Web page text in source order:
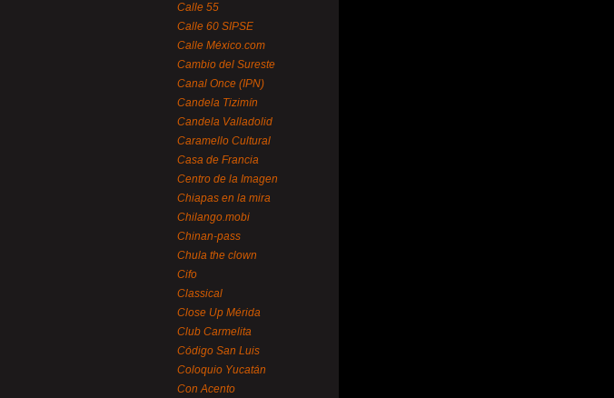
Calle 55
Calle 60 SIPSE
Calle México.com
Cambio del Sureste
Canal Once (IPN)
Candela Tizimín
Candela Valladolid
Caramello Cultural
Casa de Francia
Centro de la Imagen
Chiapas en la mira
Chilango.mobi
Chinan-pass
Chula the clown
Cifo
Classical
Close Up Mérida
Club Carmelita
Código San Luis
Coloquio Yucatán
Con Acento